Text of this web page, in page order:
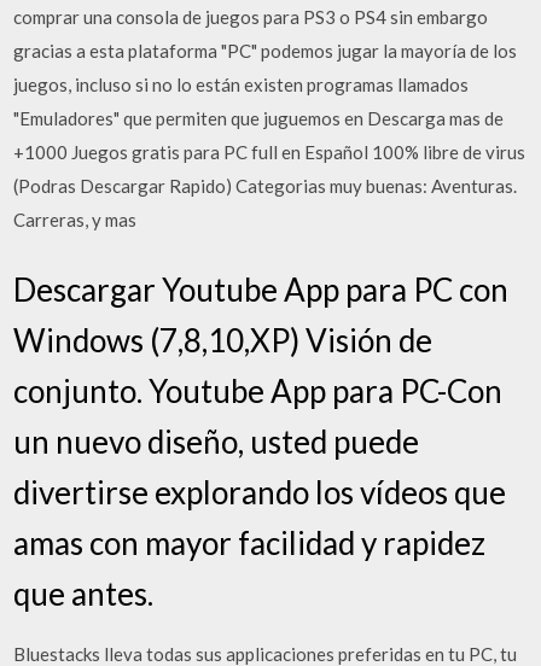
comprar una consola de juegos para PS3 o PS4 sin embargo
gracias a esta plataforma "PC" podemos jugar la mayoría de los
juegos, incluso si no lo están existen programas llamados
"Emuladores" que permiten que juguemos en Descarga mas de
+1000 Juegos gratis para PC full en Español 100% libre de virus
(Podras Descargar Rapido) Categorias muy buenas: Aventuras.
Carreras, y mas
Descargar Youtube App para PC con
Windows (7,8,10,XP) Visión de
conjunto. Youtube App para PC-Con
un nuevo diseño, usted puede
divertirse explorando los vídeos que
amas con mayor facilidad y rapidez
que antes.
Bluestacks lleva todas sus applicaciones preferidas en tu PC, tu